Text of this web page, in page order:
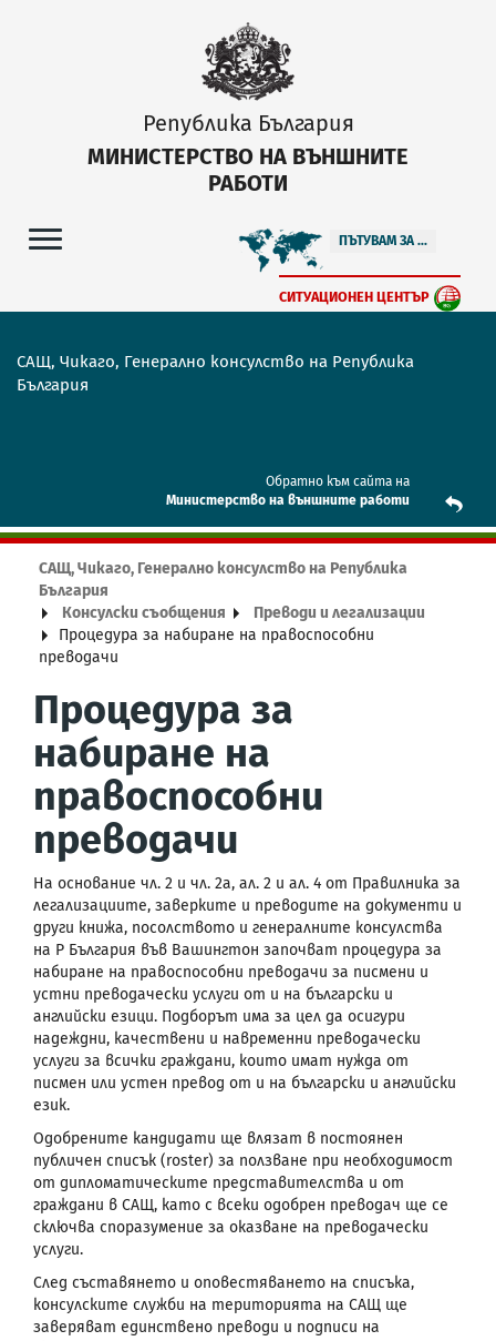
Република България
МИНИСТЕРСТВО НА ВЪНШНИТЕ
РАБОТИ
ПЪТУВАМ ЗА ...
СИТУАЦИОНЕН ЦЕНТЪР
САЩ, Чикаго, Генерално консулство на Република
България
Обратно към сайта на
Mинистерство на външните работи
САЩ, Чикаго, Генерално консулство на Република
България
Консулски съобщения
Преводи и легализации
Процедура за набиране на правоспособни
преводачи
Процедура за
набиране на
правоспособни
преводачи
На основание чл. 2 и чл. 2а, ал. 2 и ал. 4 от Правилникa за
легализациите, заверките и преводите на документи и
други книжа, посолството и генералните консулства
на Р България във Вашингтон започват процедура за
набиране на правоспособни преводачи за писмени и
устни преводачески услуги от и на български и
английски езици. Подборът има за цел да осигури
надеждни, качествени и навременни преводачески
услуги за всички граждани, които имат нужда от
писмен или устен превод от и на български и английски
език.
Одобрените кандидати ще влязат в постоянен
публичен списък (roster) за ползване при необходимост
от дипломатическите представителства и от
граждани в САЩ, като с всеки одобрен преводач ще се
сключва споразумение за оказване на преводачески
услуги.
След съставянето и оповестяването на списъка,
консулските служби на територията на САЩ ще
заверяват единствено преводи и подписи на